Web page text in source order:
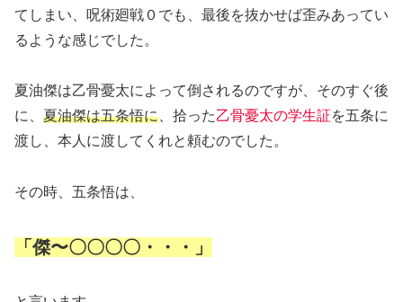
てしまい、呪術廻戦０でも、最後を抜かせば歪みあってい
るような感じでした。
夏油傑は乙骨憂太によって倒されるのですが、そのすぐ後
に、 夏油傑は五条悟に 、拾った乙骨憂太の学生証を五条に
渡し、本人に渡してくれと頼むのでした。
その時、五条悟は、
「傑〜〇〇〇〇・・・」